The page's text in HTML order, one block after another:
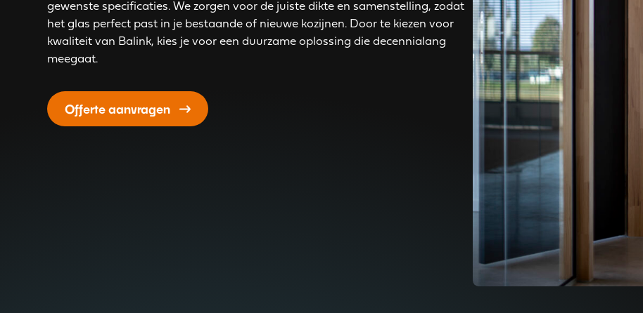
gewenste specificaties. We zorgen voor de juiste dikte en samenstelling, zodat
het glas perfect past in je bestaande of nieuwe kozijnen. Door te kiezen voor
kwaliteit van Balink, kies je voor een duurzame oplossing die decennialang
meegaat.
Offerte aanvragen